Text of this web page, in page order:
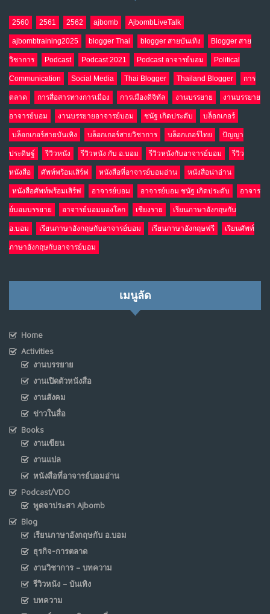
2560 2561 2562 ajbomb AjbombLiveTalk
ajbombtraining2025 blogger Thai blogger สายบันเทิง Blogger สาย
วิชาการ Podcast Podcast 2021 Podcast อาจารย์บอม Political
Communication Social Media Thai Blogger Thailand Blogger การ
ตลาด การสื่อสารทางการเมือง การเมืองดิจิทัล งานบรรยาย งานบรรยาย
อาจารย์บอม งานบรรยายอาจารย์บอม ชนัฐ เกิดประดับ บล็อกเกอร์
บล็อกเกอร์สายบันเทิง บล็อกเกอร์สายวิชาการ บล็อกเกอร์ไทย ปัญญา
ประดิษฐ์ รีวิวหนัง รีวิวหนัง กับ อ.บอม รีวิวหนังกับอาจารย์บอม รีวิว
หนังสือ ศัพท์พร้อมเสิร์ฟ หนังสือที่อาจารย์บอมอ่าน หนังสือน่าอ่าน
หนังสือศัพท์พร้อมเสิร์ฟ อาจารย์บอม อาจารย์บอม ชนัฐ เกิดประดับ อาจาร
ย์บอมบรรยาย อาจารย์บอมมองโลก เชียงราย เรียนภาษาอังกฤษกับ
อ.บอม เรียนภาษาอังกฤษกับอาจารย์บอม เรียนภาษาอังกฤษฟรี เรียนศัพท์
ภาษาอังกฤษกับอาจารย์บอม
เมนูลัด
Home
Activities
งานบรรยาย
งานเปิดตัวหนังสือ
งานสังคม
ข่าวในสื่อ
Books
งานเขียน
งานแปล
หนังสือที่อาจารย์บอมอ่าน
Podcast/VDO
พูดจาประสา Ajbomb
Blog
เรียนภาษาอังกฤษกับ อ.บอม
ธุรกิจ-การตลาด
งานวิชาการ – บทความ
รีวิวหนัง – บันเทิง
บทความ